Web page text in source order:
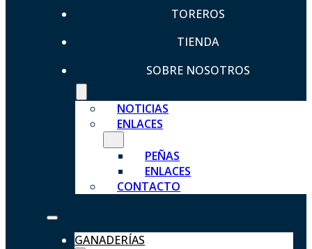
TOREROS
TIENDA
SOBRE NOSOTROS
NOTICIAS
ENLACES
PEÑAS
ENLACES
CONTACTO
GANADERÍAS